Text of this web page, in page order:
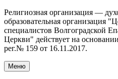
Религиозная организация —
образовательная организация
специалистов Волгоградской
Церкви" действует на
рег.№ 159 от 16.11.2017.
Меню